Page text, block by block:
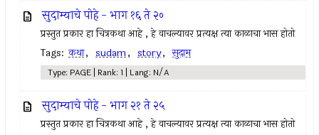
सुदाम्याचे पोहे - भाग १६ ते २०
प्रस्तुत प्रकार हा चित्रकथा आहे , हे वाचल्यावर प्रत्यक्ष त्या काळाचा भास होतो
Tags: कथा, sudam, story, सुदाम
Type: PAGE | Rank: 1 | Lang: N/A
सुदाम्याचे पोहे - भाग २१ ते २५
प्रस्तुत प्रकार हा चित्रकथा आहे , हे वाचल्यावर प्रत्यक्ष त्या काळाचा भास होतो